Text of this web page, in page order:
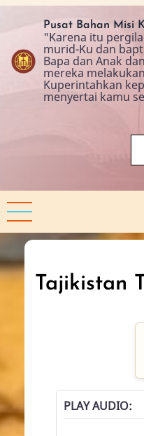
Skip
content
Pusat Bahan Misi
"Karena itu
murid-Ku dan
Bapa dan Anak
mereka
Kuperintahkan
menyertai kamu
Tajikistan
PLAY AUDIO